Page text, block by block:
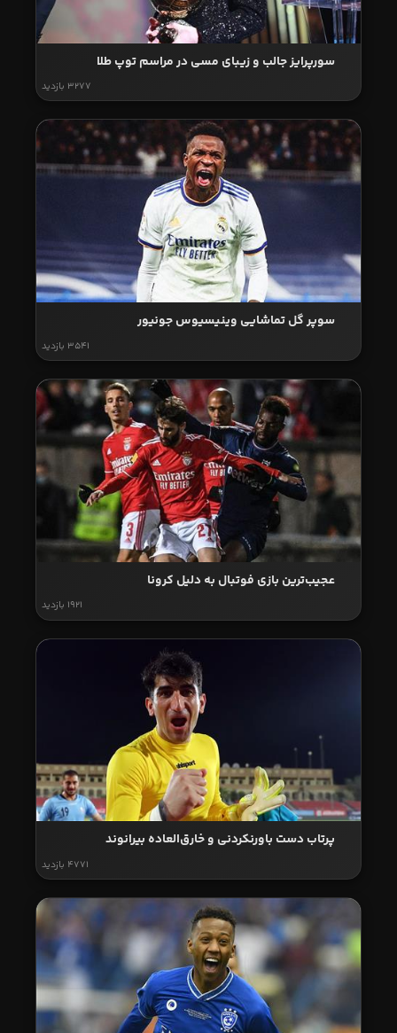
سورپرایز جالب و زیبای مسی در مراسم توپ طلا
3277 بازدید
سوپر گل تماشایی وینیسیوس جونیور
3541 بازدید
عجیب‌ترین بازی فوتبال به دلیل کرونا
1921 بازدید
پرتاب دست باورنکردنی و خارق‌العاده بیرانوند
4771 بازدید